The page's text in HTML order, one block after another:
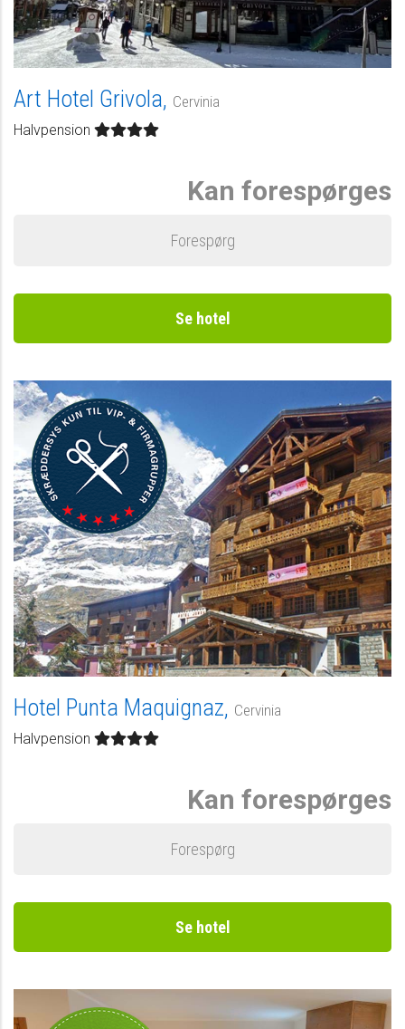
Art Hotel Grivola, Cervinia
Halvpension
Kan forespørges
Forespørg
Se hotel
Bestil på tlf. 7023
1819
Hotel Punta Maquignaz, Cervinia
Halvpension
Kan forespørges
Forespørg
Se hotel
Kan bestilles online